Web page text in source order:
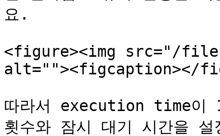
요.
<figure><img src="/files/
alt=""><figcaption></
따라서 execution time이
횟수와 잠시 대기 시간을